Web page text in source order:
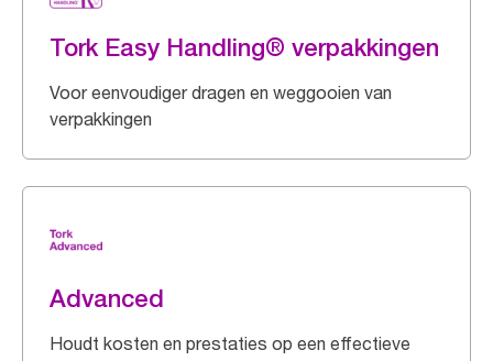
Tork Easy Handling® verpakkingen
Voor eenvoudiger dragen en weggooien van
verpakkingen
Advanced
Houdt kosten en prestaties op een effectieve